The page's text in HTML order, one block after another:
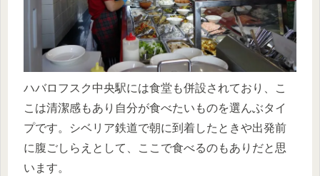
ハバロフスク中央駅には食堂も併設されており、こ
こは清潔感もあり自分が食べたいものを選んぶタイ
プです。シベリア鉄道で朝に到着したときや出発前
に腹ごしらえとして、ここで食べるのもありだと思
います。